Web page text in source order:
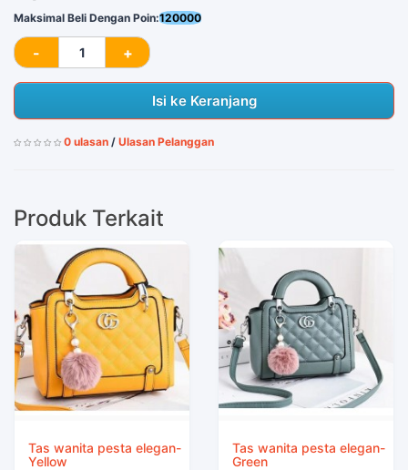
Maksimal Beli Dengan Poin:120000
Isi ke Keranjang
0 ulasan / Ulasan Pelanggan
Produk Terkait
Tas wanita pesta elegan-
Yellow
Tas wanita pesta elegan-
Green